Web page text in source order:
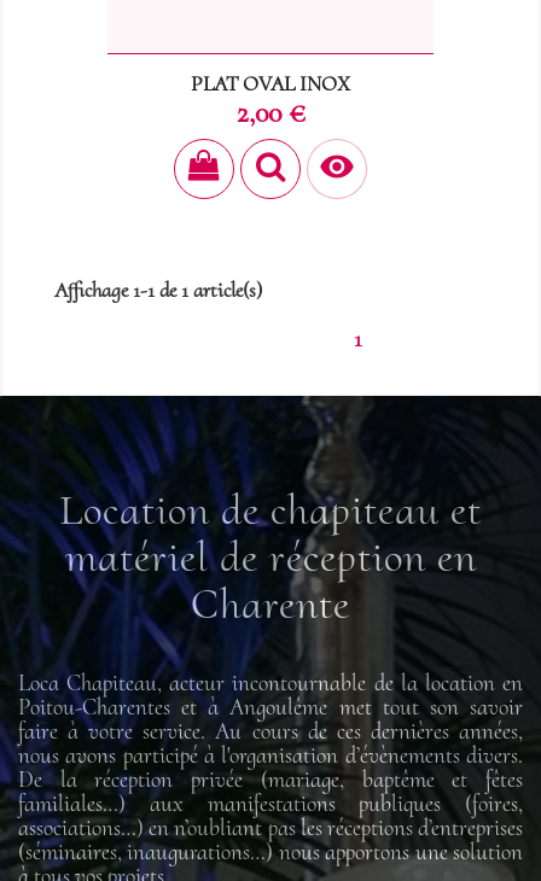
PLAT OVAL INOX
Prix
2,00 €

Affichage 1-1 de 1 article(s)
1
Location de chapiteau et
matériel de réception en
Charente
Loca Chapiteau, acteur incontournable de la location en
Poitou-Charentes et à Angoulême met tout son savoir
faire à votre service. Au cours de ces dernières années,
nous avons participé à l'organisation d’évènements divers.
De la réception privée (mariage, baptême et fêtes
familiales…) aux manifestations publiques (foires,
associations…) en n’oubliant pas les réceptions d’entreprises
(séminaires, inaugurations…) nous apportons une solution